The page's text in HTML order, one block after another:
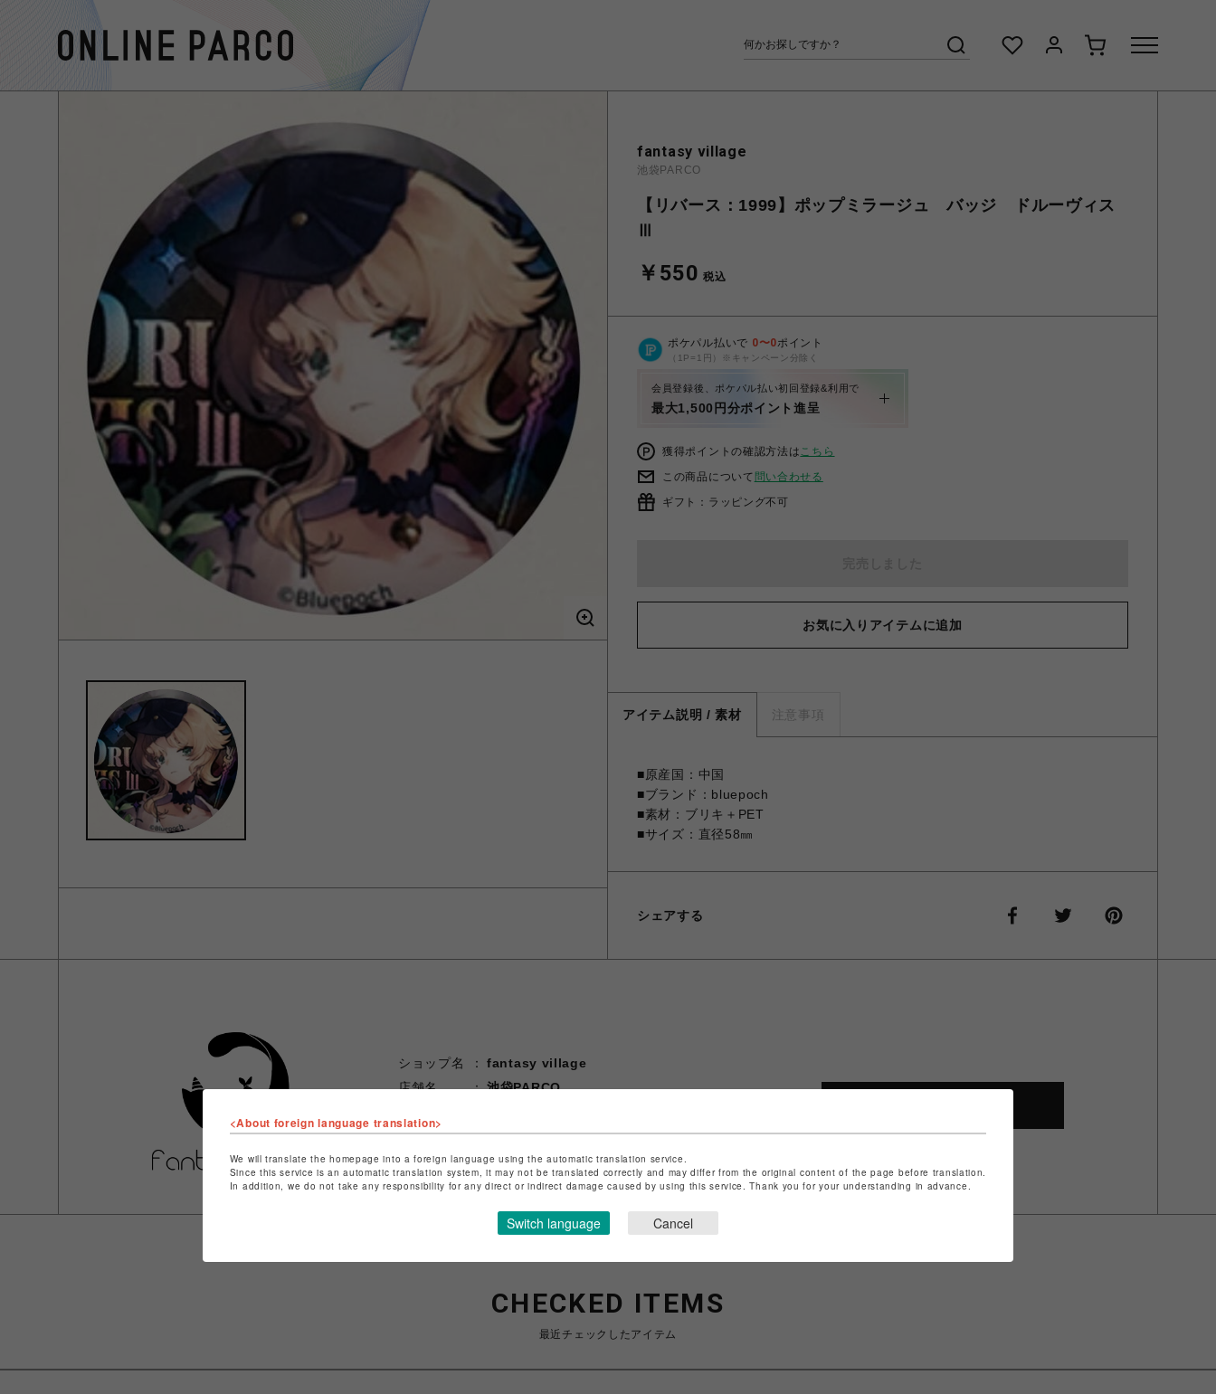
fantasy village
池袋PARCO
【リバース：1999】ポップミラージュ バッジ ドルーヴィス
￥550 税込
ポケパル払いで 0〜0ポイント
（1P=1円）※キャンペーン分除く
会員登録後、ポケパル払い初回登録&利用で
最大1,500円分ポイント進呈
獲得ポイントの確認方法はこちら
この商品について 問い合わせる
ギフト：ラッピング不可
お気に入りアイテムに追加
アイテム説明 / 素材 注意事項
■原産国：中国
■ブランド：bluepoch
■素材：ブリキ＋PET
■サイズ：直径58㎜
シェアする
ショップ名
fantasy village
店舗名
池袋PARCO
特定商取引法など法令に基づく表記は
CHECKED ITEMS
最近チェックしたアイテム
<About foreign language translation>
We will translate the homepage into a foreign language using the automatic translation service.
Since this service is an automatic translation system, it may not be translated correctly and may differ from the original content of the page before translation.
In addition, we do not take any responsibility for any direct or indirect damage caused by using this service. Thank you for your understanding in advance.
Switch language Cancel